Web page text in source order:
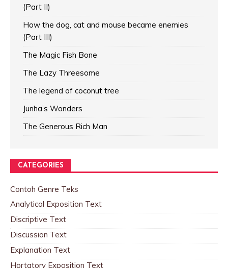
(Part II)
How the dog, cat and mouse became enemies
(Part III)
The Magic Fish Bone
The Lazy Threesome
The legend of coconut tree
Junha’s Wonders
The Generous Rich Man
CATEGORIES
Contoh Genre Teks
Analytical Exposition Text
Discriptive Text
Discussion Text
Explanation Text
Hortatory Exposition Text